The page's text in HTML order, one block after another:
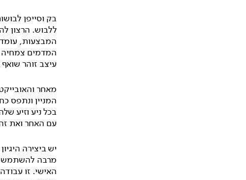
בק וסייפן
ללבוש. הרצון
המבצעות, עומד
המדמים צמחיה
עיצב זוהר שואף
מאחר
המניין ונתפס
בכל ניע וזיע
עם האחר ואת
יש ביצירה
מרבה להשתמש
האישי. זו